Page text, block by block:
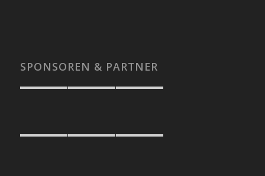
SPONSOREN & PARTNER